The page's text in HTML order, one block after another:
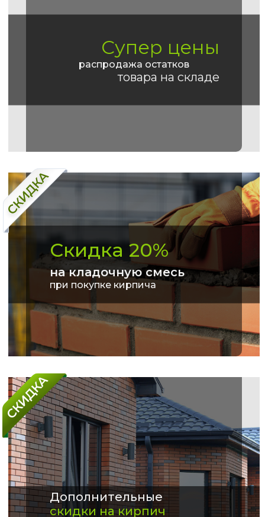
Супер цены
распродажа остатков
товара на складе
Скидка 20%
на кладочную смесь
при покупке кирпича
Дополнительные
скидки на кирпич